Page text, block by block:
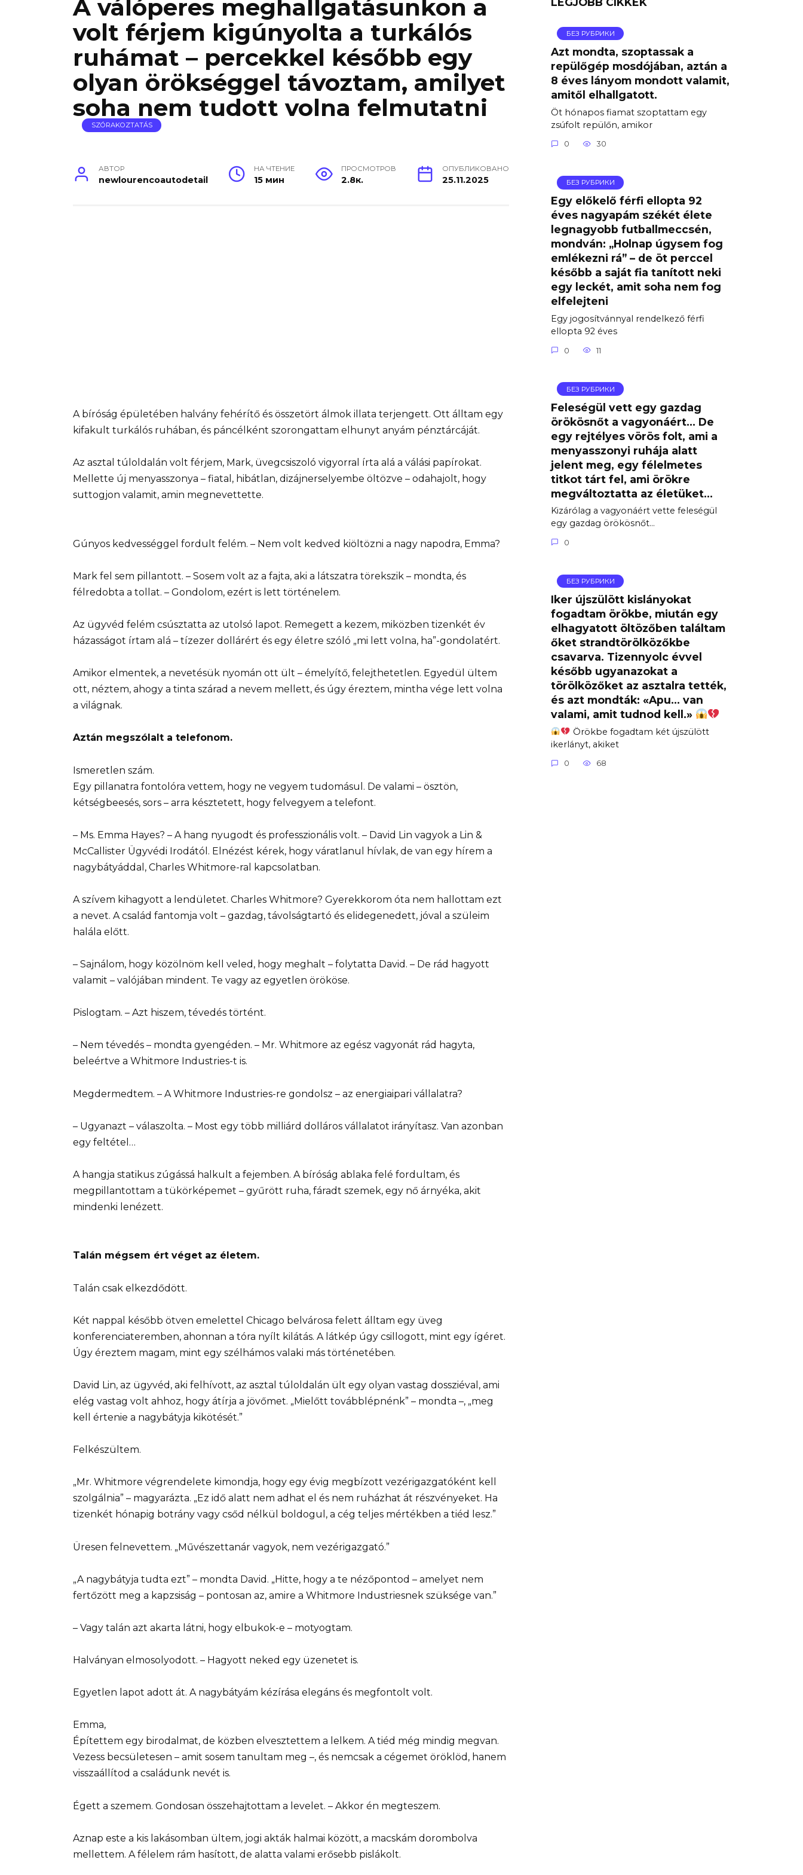
A válóperes meghallgatásunkon a
volt férjem kigúnyolta a turkálós
ruhámat – percekkel később egy
olyan örökséggel távoztam, amilyet
soha nem tudott volna felmutatni
SZÓRAKOZTATÁS
АВТОР
newlourencoautodetail
НА ЧТЕНИЕ
15 мин
ПРОСМОТРОВ
2.8к.
ОПУБЛИКОВАНО
25.11.2025
A bíróság épületében halvány fehérítő és összetört álmok illata terjengett. Ott álltam egy
kifakult turkálós ruhában, és páncélként szorongattam elhunyt anyám pénztárcáját.
Az asztal túloldalán volt férjem, Mark, üvegcsiszoló vigyorral írta alá a válási papírokat.
Mellette új menyasszonya – fiatal, hibátlan, dizájnerselyembe öltözve – odahajolt, hogy
suttogjon valamit, amin megnevettette.
Gúnyos kedvességgel fordult felém. – Nem volt kedved kiöltözni a nagy napodra, Emma?
Mark fel sem pillantott. – Sosem volt az a fajta, aki a látszatra törekszik – mondta, és
félredobta a tollat. – Gondolom, ezért is lett történelem.
Az ügyvéd felém csúsztatta az utolsó lapot. Remegett a kezem, miközben tizenkét év
házasságot írtam alá – tízezer dollárért és egy életre szóló „mi lett volna, ha”-gondolatért.
Amikor elmentek, a nevetésük nyomán ott ült – émelyítő, felejthetetlen. Egyedül ültem
ott, néztem, ahogy a tinta szárad a nevem mellett, és úgy éreztem, mintha vége lett volna
a világnak.
Aztán megszólalt a telefonom.
Ismeretlen szám.
Egy pillanatra fontolóra vettem, hogy ne vegyem tudomásul. De valami – ösztön,
kétségbeesés, sors – arra késztetett, hogy felvegyem a telefont.
– Ms. Emma Hayes? – A hang nyugodt és professzionális volt. – David Lin vagyok a Lin &
McCallister Ügyvédi Irodától. Elnézést kérek, hogy váratlanul hívlak, de van egy hírem a
nagybátyáddal, Charles Whitmore-ral kapcsolatban.
A szívem kihagyott a lendületet. Charles Whitmore? Gyerekkorom óta nem hallottam ezt
a nevet. A család fantomja volt – gazdag, távolságtartó és elidegenedett, jóval a szüleim
halála előtt.
– Sajnálom, hogy közölnöm kell veled, hogy meghalt – folytatta David. – De rád hagyott
valamit – valójában mindent. Te vagy az egyetlen örököse.
Pislogtam. – Azt hiszem, tévedés történt.
– Nem tévedés – mondta gyengéden. – Mr. Whitmore az egész vagyonát rád hagyta,
beleértve a Whitmore Industries-t is.
Megdermedtem. – A Whitmore Industries-re gondolsz – az energiaipari vállalatra?
– Ugyanazt – válaszolta. – Most egy több milliárd dolláros vállalatot irányítasz. Van azonban
egy feltétel…
A hangja statikus zúgássá halkult a fejemben. A bíróság ablaka felé fordultam, és
megpillantottam a tükörképemet – gyűrött ruha, fáradt szemek, egy nő árnyéka, akit
mindenki lenézett.
Talán mégsem ért véget az életem.
Talán csak elkezdődött.
Két nappal később ötven emelettel Chicago belvárosa felett álltam egy üveg
konferenciateremben, ahonnan a tóra nyílt kilátás. A látkép úgy csillogott, mint egy ígéret.
Úgy éreztem magam, mint egy szélhámos valaki más történetében.
David Lin, az ügyvéd, aki felhívott, az asztal túloldalán ült egy olyan vastag dossziéval, ami
elég vastag volt ahhoz, hogy átírja a jövőmet. „Mielőtt továbblépnénk” – mondta –, „meg
kell értenie a nagybátyja kikötését.”
Felkészültem.
„Mr. Whitmore végrendelete kimondja, hogy egy évig megbízott vezérigazgatóként kell
szolgálnia” – magyarázta. „Ez idő alatt nem adhat el és nem ruházhat át részvényeket. Ha
tizenkét hónapig botrány vagy csőd nélkül boldogul, a cég teljes mértékben a tiéd lesz.”
Üresen felnevettem. „Művészettanár vagyok, nem vezérigazgató.”
„A nagybátyja tudta ezt” – mondta David. „Hitte, hogy a te nézőpontod – amelyet nem
fertőzött meg a kapzsiság – pontosan az, amire a Whitmore Industriesnek szüksége van.”
– Vagy talán azt akarta látni, hogy elbukok-e – motyogtam.
Halványan elmosolyodott. – Hagyott neked egy üzenetet is.
Egyetlen lapot adott át. A nagybátyám kézírása elegáns és megfontolt volt.
Emma,
Építettem egy birodalmat, de közben elvesztettem a lelkem. A tiéd még mindig megvan.
Vezess becsületesen – amit sosem tanultam meg –, és nemcsak a cégemet öröklöd, hanem
visszaállítod a családunk nevét is.
Égett a szemem. Gondosan összehajtottam a levelet. – Akkor én megteszem.
Aznap este a kis lakásomban ültem, jogi akták halmai között, a macskám dorombolva
mellettem. A félelem rám hasított, de alatta valami erősebb pislákolt.
БЕЗ РУБРИКИ
Azt mondta, szoptassak a
repülőgép mosdójában, aztán a
8 éves lányom mondott valamit,
amitől elhallgatott.
Öt hónapos fiamat szoptattam egy
zsúfolt repülőn, amikor
0 30
БЕЗ РУБРИКИ
Egy előkelő férfi ellopta 92
éves nagyapám székét élete
legnagyobb futballmeccsén,
mondván: „Holnap úgysem fog
emlékezni rá” – de öt perccel
később a saját fia tanított neki
egy leckét, amit soha nem fog
elfelejteni
Egy jogosítvánnyal rendelkező férfi
ellopta 92 éves
0 11
БЕЗ РУБРИКИ
Feleségül vett egy gazdag
örökösnőt a vagyonáért… De
egy rejtélyes vörös folt, ami a
menyasszonyi ruhája alatt
jelent meg, egy félelmetes
titkot tárt fel, ami örökre
megváltoztatta az életüket…
Kizárólag a vagyonáért vette feleségül
egy gazdag örökösnőt…
0
БЕЗ РУБРИКИ
Iker újszülött kislányokat
fogadtam örökbe, miután egy
elhagyatott öltözőben találtam
őket strandtörölközőkbe
csavarva. Tizennyolc évvel
később ugyanazokat a
törölközőket az asztalra tették,
és azt mondták: «Apu… van
valami, amit tudnod kell.»
Örökbe fogadtam két újszülött
ikerlányt, akiket
0 68